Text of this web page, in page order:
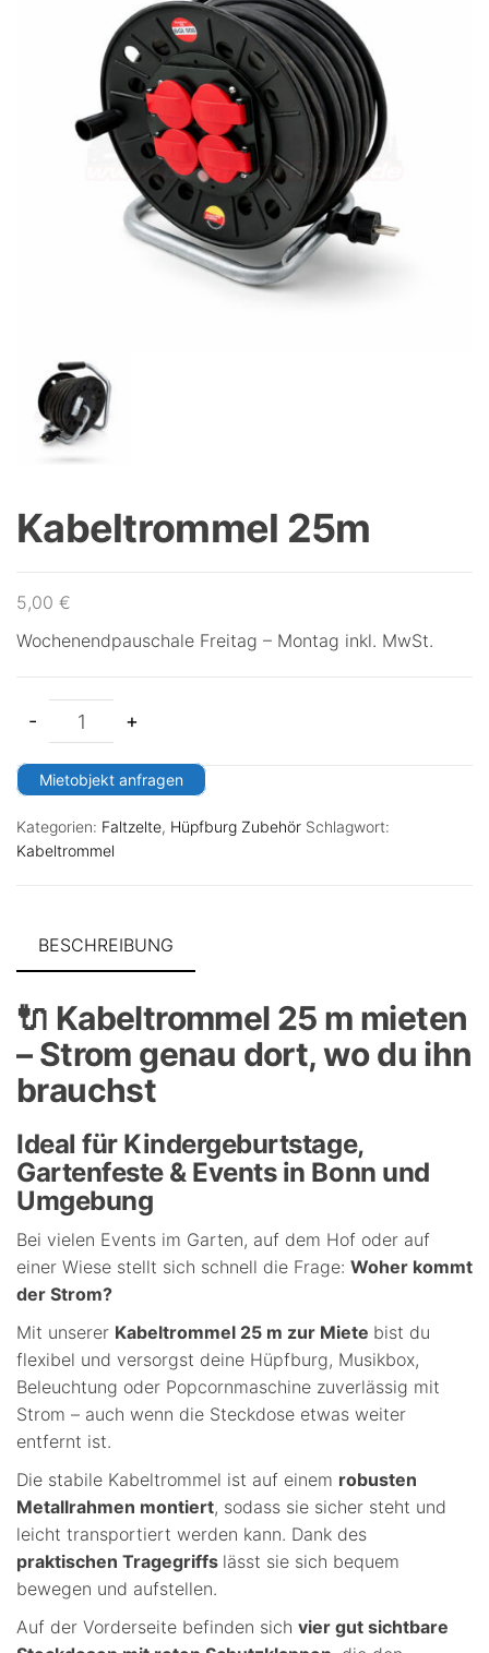
Kabeltrommel 25m
5,00 €
Wochenendpauschale Freitag – Montag inkl. MwSt.
- +
Mietobjekt anfragen
Kategorien: Faltzelte, Hüpfburg Zubehör Schlagwort:
Kabeltrommel
BESCHREIBUNG
🔌 Kabeltrommel 25 m mieten
– Strom genau dort, wo du ihn
brauchst
Ideal für Kindergeburtstage,
Gartenfeste & Events in Bonn und
Umgebung
Bei vielen Events im Garten, auf dem Hof oder auf
einer Wiese stellt sich schnell die Frage: Woher kommt
der Strom?
Mit unserer Kabeltrommel 25 m zur Miete bist du
flexibel und versorgst deine Hüpfburg, Musikbox,
Beleuchtung oder Popcornmaschine zuverlässig mit
Strom – auch wenn die Steckdose etwas weiter
entfernt ist.
Die stabile Kabeltrommel ist auf einem robusten
Metallrahmen montiert, sodass sie sicher steht und
leicht transportiert werden kann. Dank des
praktischen Tragegriffs lässt sie sich bequem
bewegen und aufstellen.
Auf der Vorderseite befinden sich vier gut sichtbare